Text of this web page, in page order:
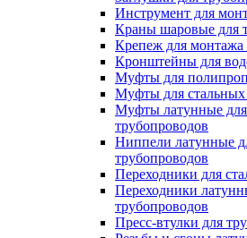
Инструмент для
Краны шаровые
Крепеж для монтажа
Кронштейны для
Муфты для
Муфты для стальных
Муфты латунные
трубопроводов
Ниппели латунные
трубопроводов
Переходники для
Переходники
трубопроводов
Пресс-втулки для